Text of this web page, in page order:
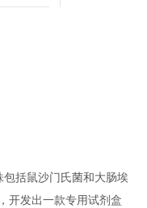
括鼠沙门氏菌和大肠埃
开发出一款专用试剂盒